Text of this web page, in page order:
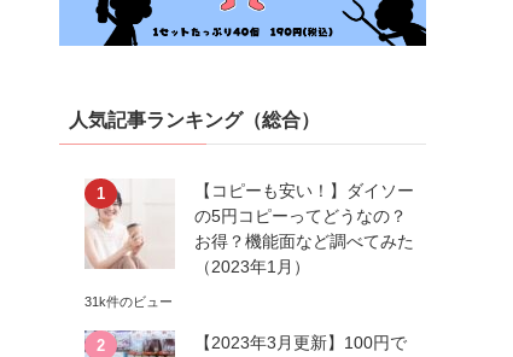
人気記事ランキング（総合）
【コピーも安い！】ダイソー
の5円コピーってどうなの？
お得？機能面など調べてみた
（2023年1月）
31k件のビュー
【2023年3月更新】100円で